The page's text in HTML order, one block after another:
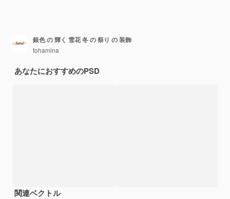
銀色 の 輝く 雪花 冬 の 祭り の 装飾
tohamina
あなたにおすすめのPSD
関連ベクトル